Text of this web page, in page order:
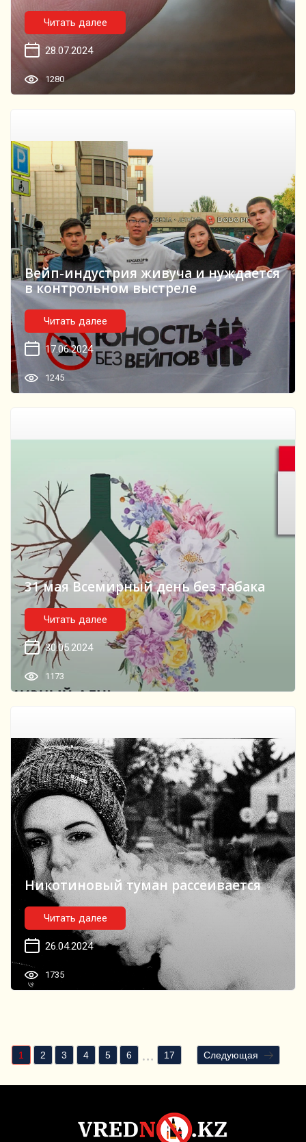
Читать далее
28.07.2024
1280
Вейп-индустрия живуча и нуждается
в контрольном выстреле
Читать далее
17.06.2024
1245
31 мая Всемирный день без табака
Читать далее
30.05.2024
1173
Никотиновый туман рассеивается
Читать далее
26.04.2024
1735
1 2 3 4 5 6 17 Следующая